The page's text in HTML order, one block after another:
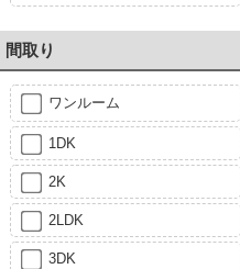
間取り
ワンルーム
1DK
2K
2LDK
3DK